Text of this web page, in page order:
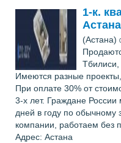
1-к.
Астана
(Астана)
Тбилиси,
Имеются разные проекты,
При оплате 30% от
3-х лет. Граждане России
дней в году по обычному
компании, работаем без
Адрес: Астана